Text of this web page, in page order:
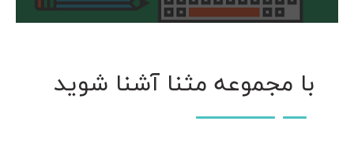
با مجموعه مثنا آشنا شوید